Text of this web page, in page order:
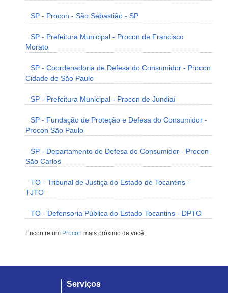
SP - Procon - São Sebastião - SP
SP - Prefeitura Municipal - Procon de Francisco
Morato
SP - Coordenadoria de Defesa do Consumidor - Procon
Cidade de São Paulo
SP - Prefeitura Municipal - Procon de Jundiaí
SP - Fundação de Proteção e Defesa do Consumidor -
Procon São Paulo
SP - Departamento de Defesa do Consumidor - Procon
São Carlos
TO - Tribunal de Justiça do Estado de Tocantins -
TJTO
TO - Defensoria Pública do Estado Tocantins - DPTO
Encontre um Procon mais próximo de você.
Serviços